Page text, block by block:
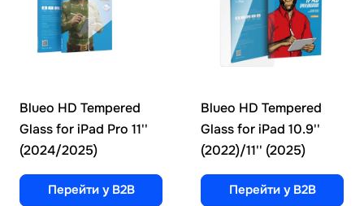
Blueo HD Tempered
Glass for iPad Pro 11''
(2024/2025)
Перейти у B2B
Blueo HD Tempered
Glass for iPad 10.9''
(2022)/11'' (2025)
Перейти у B2B